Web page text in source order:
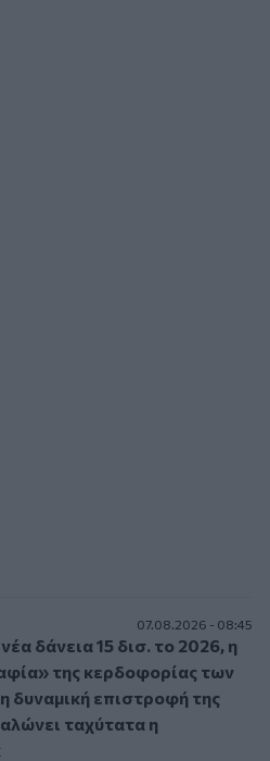
07.08.2026 - 08:45
δάνεια 15 δισ. το 2026, η
της κερδοφορίας των
δυναμική επιστροφή της
ταχύτατα η